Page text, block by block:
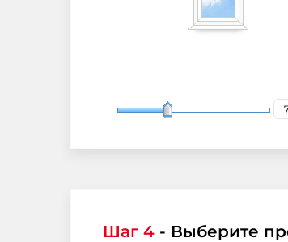
Шаг 4 - Выберите